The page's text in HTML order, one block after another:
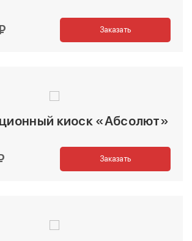
Заказать
киоск «Абсолют»
Заказать